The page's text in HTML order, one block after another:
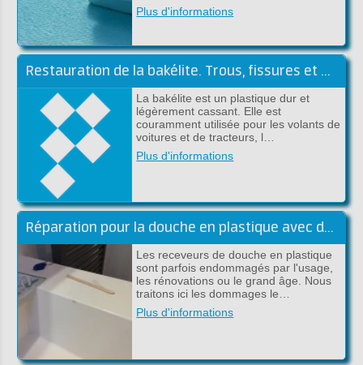
Plus d'informations
Restauration de la bakélite. Trous, fissures et pièces manquantes
La bakélite est un plastique dur et
légèrement cassant. Elle est
couramment utilisée pour les volants de
voitures et de tracteurs, l…
Plus d'informations
Réparation pour la douche en plastique avec du polyester ou époxy
Les receveurs de douche en plastique
sont parfois endommagés par l'usage,
les rénovations ou le grand âge. Nous
traitons ici les dommages le…
Plus d'informations